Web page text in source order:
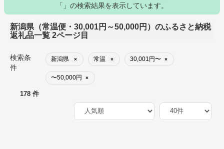
「」の検索結果を表示しています。
新潟県（常温便・30,001円～50,000円）のふるさと納税
返礼品一覧 2ページ目
検索条
件
新潟県 × 常温 × 30,001円〜 ×
〜50,000円 ×
178 件